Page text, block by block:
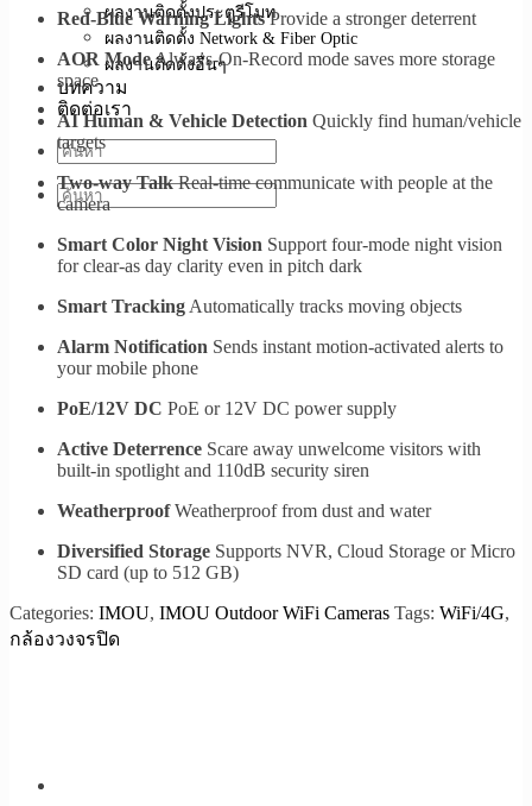
ผลงานติดตั้งประตูรีโมท
ผลงานติดตั้ง Network & Fiber Optic
ผลงานติดตั้งอื่นๆ
บทความ
ติดต่อเรา
Red-Blue Warning LightsProvide a stronger deterrent
AOR ModeAlways-On-Record mode saves more storage
space
AI Human & Vehicle Detection Quickly find human/vehicle
targets
Two-way TalkReal-time communicate with people at the
camera
Smart Color Night Vision Support four-mode night vision
for clear-as day clarity even in pitch dark
Smart TrackingAutomatically tracks moving objects
Alarm Notification Sends instant motion-activated alerts to
your mobile phone
PoE/12V DC PoE or 12V DC power supply
Active Deterrence Scare away unwelcome visitors with
built-in spotlight and 110dB security siren
WeatherproofWeatherproof from dust and water
Diversified Storage Supports NVR, Cloud Storage or Micro
SD card (up to 512 GB)
Categories: IMOU, IMOU Outdoor WiFi Cameras Tags: WiFi/4G,
กล้องวงจรปิด